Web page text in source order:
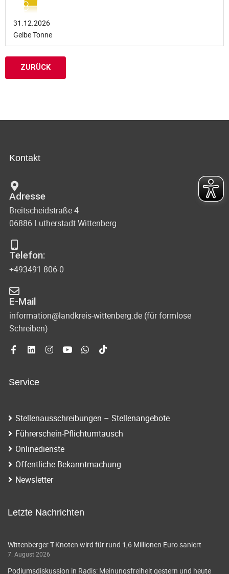
31.12.2026
Gelbe Tonne
ZURÜCK
Kontakt
Adresse
Breitscheidstraße 4
06886 Lutherstadt Wittenberg
Telefon:
+493491 806-0
E-Mail
information@landkreis-wittenberg.de (für formlose
Schreiben)
Service
Stellenausschreibungen – Stellenangebote
Führerschein-Pflichtumtausch
Onlinedienste
Öffentliche Bekanntmachung
Newsletter
Letzte Nachrichten
Wittenberger T-Knoten wird für rund 1,6 Millionen Euro saniert
7. August 2026
Podiumsdiskussion in Radis: Meinungsfreiheit gestern und heute